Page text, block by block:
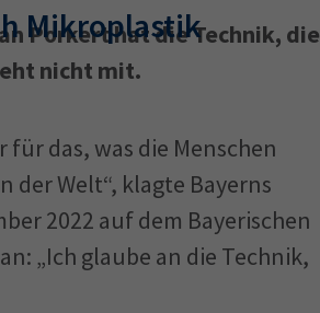
Porkert hat die Technik, die
nicht mit.
Mikroplastik
das, was die Menschen
der Welt“, klagte Bayerns
2022 auf dem Bayerischen
„Ich glaube an die Technik,